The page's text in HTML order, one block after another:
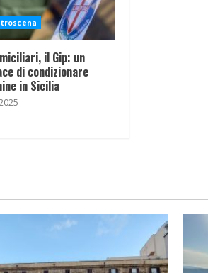
il Gip: un
di condizionare
in Sicilia